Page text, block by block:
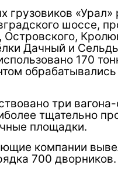
«Урал»
шоссе,
Дачный и
170
обрабатывались
три вагона-
тщательно
площадки.
компании
700 дворников.